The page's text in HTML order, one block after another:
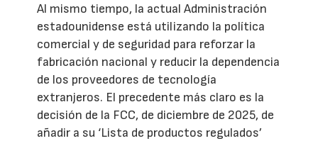
Al mismo tiempo, la actual Administración
estadounidense está utilizando la política
comercial y de seguridad para reforzar la
fabricación nacional y reducir la dependencia
de los proveedores de tecnología
extranjeros. El precedente más claro es la
decisión de la FCC, de diciembre de 2025, de
añadir a su ‘Lista de productos regulados’